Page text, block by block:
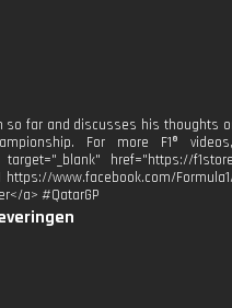
so far and discusses his thoughts
For more F1® videos,
href="https://
www.facebook.com/
a> #QatarGP